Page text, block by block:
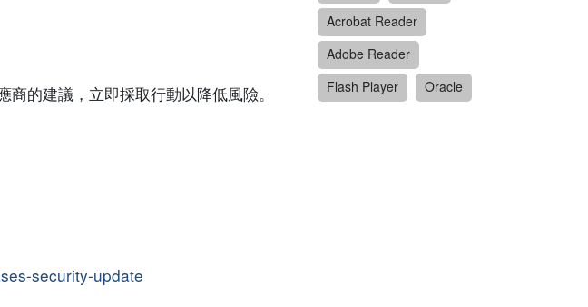
的建議，立即採取行動以降低風險。
security-update
Acrobat Reader
Adobe Reader
Flash Player
Oracle